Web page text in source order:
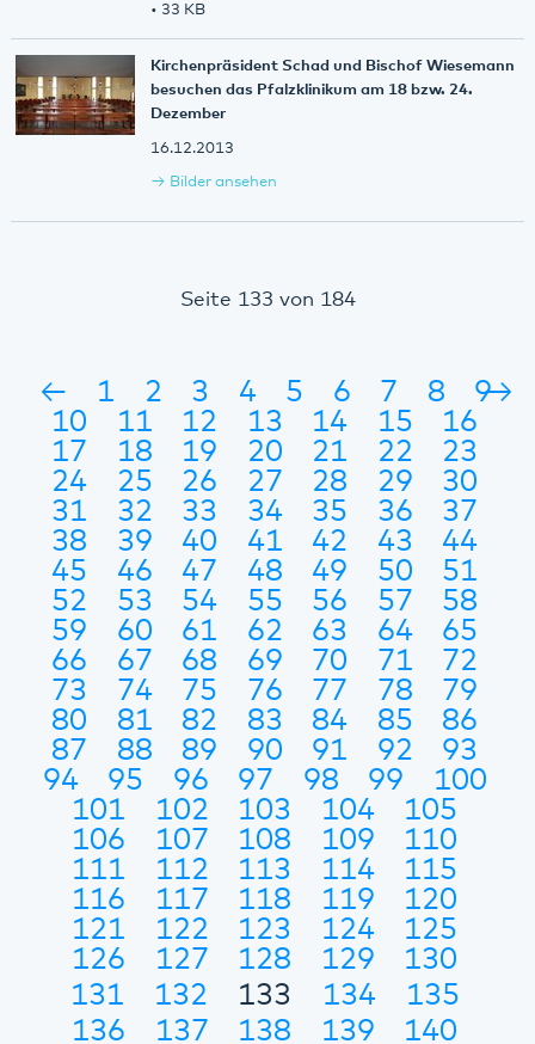
• 33 KB
Kirchenpräsident Schad und Bischof Wiesemann
besuchen das Pfalzklinikum am 18 bzw. 24.
Dezember
16.12.2013
Bilder ansehen
Seite 133 von 184
← 1 2 3 4 5 6 7 8
9
10
11 12 13 14 15
16
17
18 19 20 21 22
23
24
25 26 27 28 29
30
31
32 33 34 35 36
37
38
39 40 41 42 43
44
45
46 47 48 49 50
51
52
53 54 55 56 57
58
59
60 61 62 63 64
65
66
67 68 69 70 71
72
73
74 75 76 77 78
79
80
81 82 83 84 85
86
87
88 89 90 91 92
93
94
95 96 97 98 99
100
101
102 103 104
105
106
107 108 109
110
111
112 113 114
115
116
117 118 119
120
121
122 123 124
125
126
127 128 129
130
131
132 133 134
135
136
137 138 139
140
→